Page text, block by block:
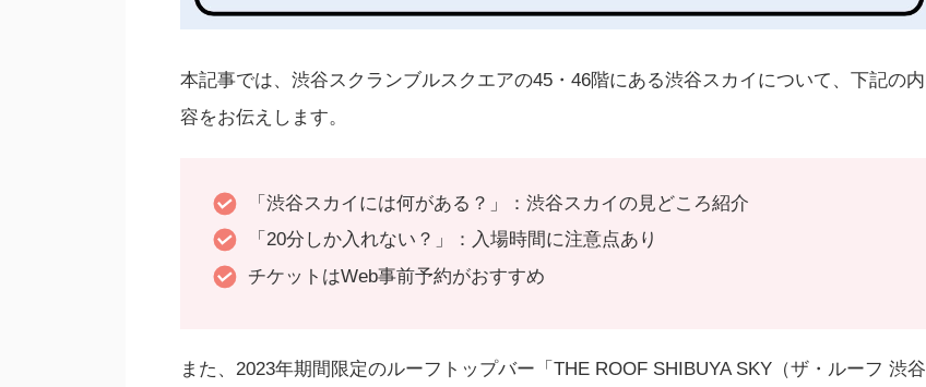
本記事では、渋谷スクランブルスクエアの45・46階にある渋谷スカイについて、下記の内
容をお伝えします。
「渋谷スカイには何がある？」：渋谷スカイの見どころ紹介
「20分しか入れない？」：入場時間に注意点あり
チケットはWeb事前予約がおすすめ
また、2023年期間限定のルーフトップバー「THE ROOF SHIBUYA SKY（ザ・ルーフ 渋谷